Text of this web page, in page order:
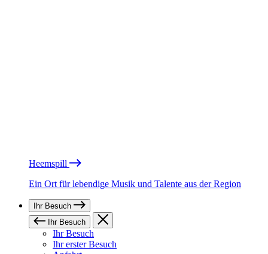
Heemspill
Ein Ort für lebendige Musik und Talente aus der Region
Ihr Besuch
Ihr Besuch
Ihr Besuch
Ihr erster Besuch